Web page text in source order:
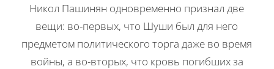
Никол Пашинян одновременно признал две
вещи: во-первых, что Шуши был для него
предметом политического торга даже во время
войны, а во-вторых, что кровь погибших за